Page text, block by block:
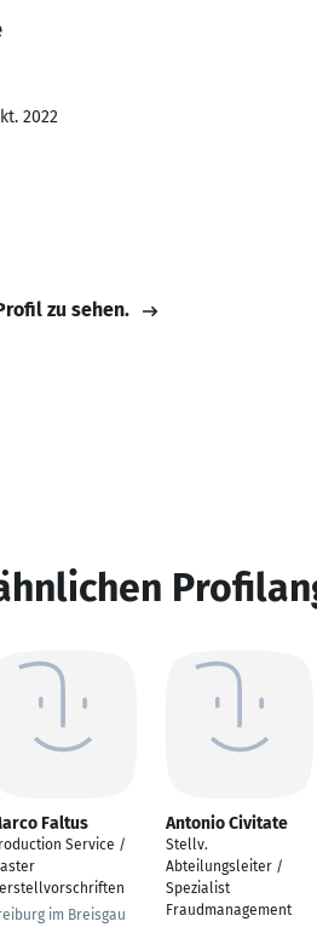
2022
zu sehen.
Faltus
Service /
im Breisgau
Antonio Civitate
Stellv.
Abteilungsleiter /
Spezialist
Fraudmanagement